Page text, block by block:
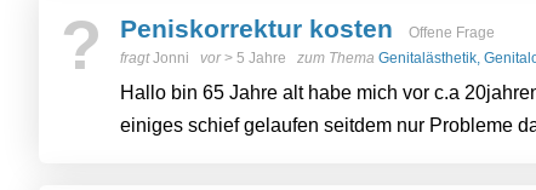
? Peniskorrektur kosten
Offene Frage
fragtJonni vor> 5 Jahre zum Thema Genitalästhetik,
Hallo bin 65 Jahre alt habe mich vor c.a
einiges schief gelaufen seitdem nur Probleme